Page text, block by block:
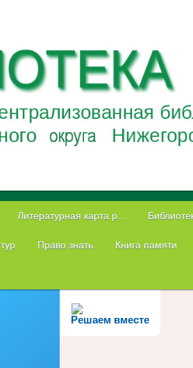
Литературная карта р...
Право знать Книга памяти
Решаем вместе